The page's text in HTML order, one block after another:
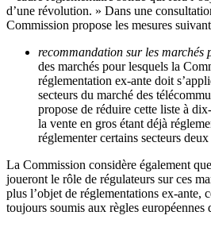
d’une révolution. » Dans une
Commission propose les mesures
recommandation sur les marchés
des marchés pour lesquels la
réglementation ex-ante doit
secteurs du marché des
propose de réduire cette liste à
la vente en gros étant déjà
réglementer certains secteurs
La Commission considère également
joueront le rôle de régulateurs sur ces
plus l’objet de réglementations ex-ante,
toujours soumis aux règles européennes